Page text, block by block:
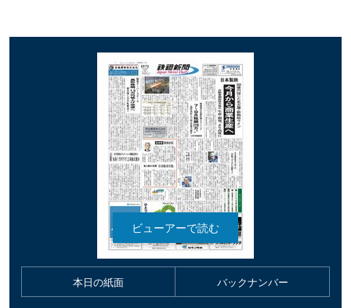
本日の紙面 バックナンバー